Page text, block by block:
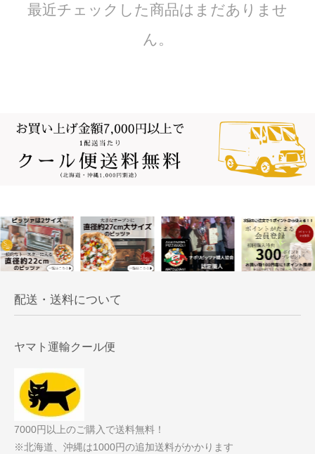
最近チェックした商品はまだありませ
ん。
配送・送料について
ヤマト運輸クール便
7000円以上のご購入で送料無料！
※北海道、沖縄は1000円の追加送料がかかります